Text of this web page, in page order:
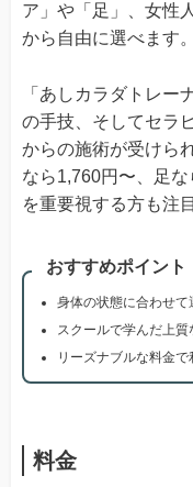
ア」や「足」、女性
から自由に選べます。
「あしカラダトレー
の手技、そしてセラ
からの施術が受けら
なら1,760円〜、足
を重要視する方も注
おすすめポイント
身体の状態に合わせて
スクールで学んだ上質
リーズナブルな料金で
料金